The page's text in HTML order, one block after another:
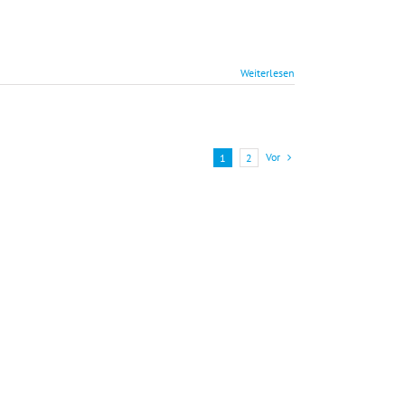
Weiterlesen
1 2 Vor